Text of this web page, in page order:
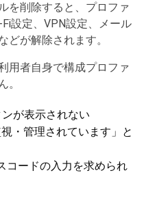
を削除すると、プロファ
設定、VPN設定、メール
どが解除されます。
用者自身で構成プロファ
。
が表示されない
・管理されています」と
コードの入力を求められ